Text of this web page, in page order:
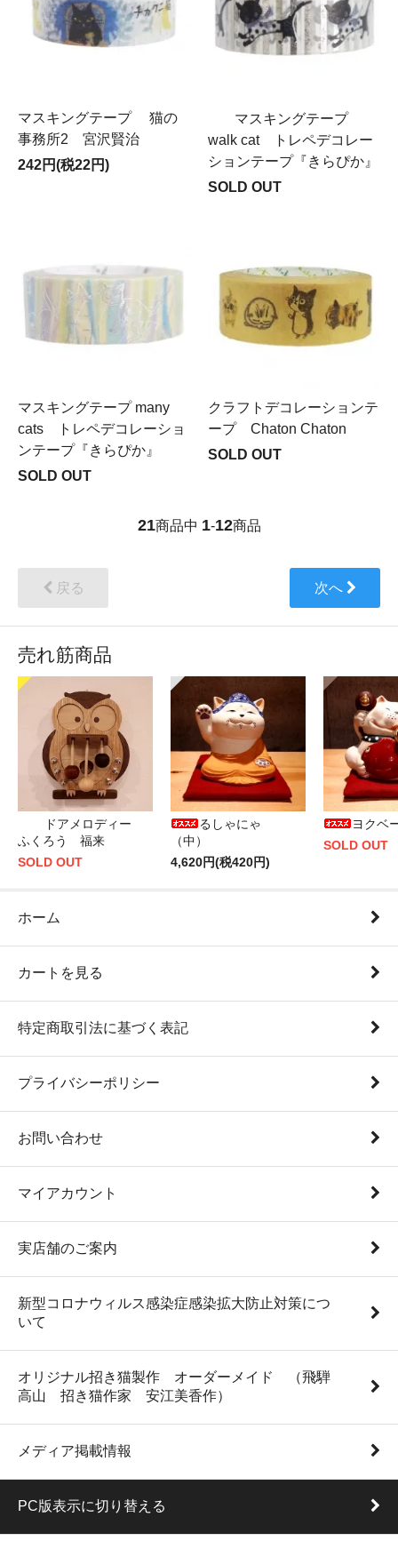
マスキングテープ 猫の
事務所2 宮沢賢治
242円(税22円)
マスキングテープ
walk cat トレペデコレー
ションテープ『きらぴか』
SOLD OUT
マスキングテープ many
cats トレペデコレーショ
ンテープ『きらぴか』
SOLD OUT
クラフトデコレーションテ
ープ Chaton Chaton
SOLD OUT
21商品中 1-12商品
戻る 次へ
売れ筋商品
ドアメロディー
ふくろう 福来
SOLD OUT
るしゃにゃ
（中）
4,620円(税420円)
ヨクベ
SOLD OUT
ホーム
カートを見る
特定商取引法に基づく表記
プライバシーポリシー
お問い合わせ
マイアカウント
実店舗のご案内
新型コロナウィルス感染症感染拡大防止対策につ
いて
オリジナル招き猫製作 オーダーメイド （飛騨
高山 招き猫作家 安江美香作）
メディア掲載情報
PC版表示に切り替える